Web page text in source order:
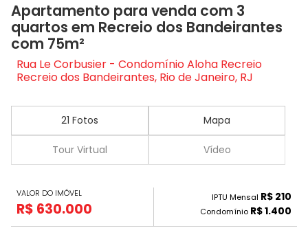
Apartamento para venda com 3
quartos em Recreio dos Bandeirantes
com 75m²
Rua Le Corbusier - Condomínio Aloha Recreio
Recreio dos Bandeirantes, Rio de Janeiro, RJ
21 Fotos Mapa
Tour Virtual Vídeo
VALOR DO IMÓVEL
R$ 630.000
IPTU Mensal R$ 210
Condomínio R$ 1.400